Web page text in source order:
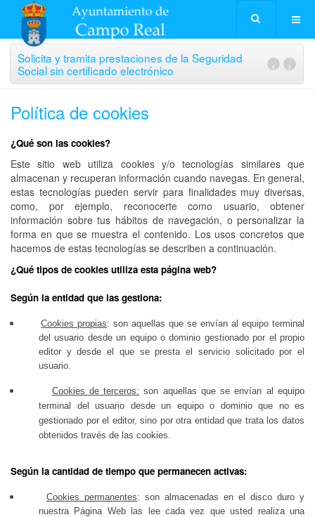
Solicita y tramita prestaciones de la Seguridad
Social sin certificado electrónico
›
‹
Política de cookies
¿Qué son las cookies?
Este sitio web utiliza cookies y/o tecnologías similares que
almacenan y recuperan información cuando navegas. En general,
estas tecnologías pueden servir para finalidades muy diversas,
como, por ejemplo, reconocerte como usuario, obtener
información sobre tus hábitos de navegación, o personalizar la
forma en que se muestra el contenido. Los usos concretos que
hacemos de estas tecnologías se describen a continuación.
¿Qué tipos de cookies utiliza esta página web?
Según la entidad que las gestiona:
Cookies propias: son aquellas que se envían al equipo terminal
del usuario desde un equipo o dominio gestionado por el propio
editor y desde el que se presta el servicio solicitado por el
usuario.
Cookies de terceros: son aquellas que se envían al equipo
terminal del usuario desde un equipo o dominio que no es
gestionado por el editor, sino por otra entidad que trata los datos
obtenidos través de las cookies.
Según la cantidad de tiempo que permanecen activas:
Cookies permanentes: son almacenadas en el disco duro y
nuestra Página Web las lee cada vez que usted realiza una